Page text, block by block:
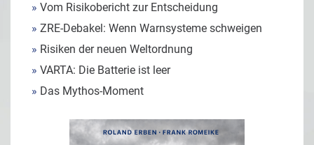
» Vom Risikobericht zur Entscheidung
» ZRE-Debakel: Wenn Warnsysteme schweigen
» Risiken der neuen Weltordnung
» VARTA: Die Batterie ist leer
» Das Mythos-Moment